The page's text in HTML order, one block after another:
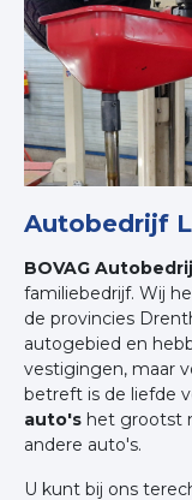
Autobedrijf
BOVAG
familiebedrijf. Wij
de provincies
autogebied en
vestigingen, maar
betreft is de liefde
auto's het grootst
andere auto's.
U kunt bij ons